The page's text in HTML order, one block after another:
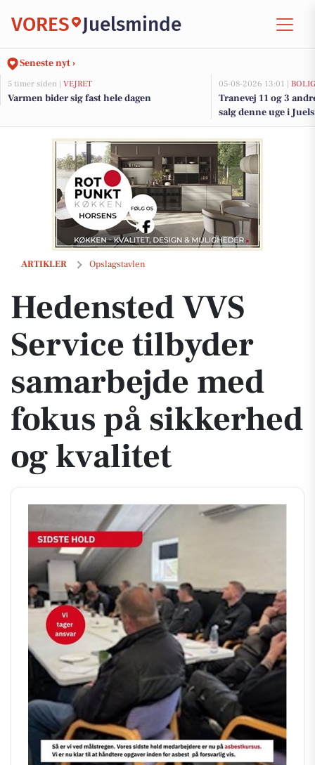
VORES Juelsminde
Seneste nyt ›
5 timer siden | VEJRET
Varmen bider sig fast hele dagen
05-08-2026 13:01 |
Tranevej 11 og 3
salg denne uge i
her.
ARTIKLER Opslagstavlen
Hedensted VVS Service tilbyder samarbejde med fokus på sikkerhed
Hedensted VVS
Service tilbyder
samarbejde med
fokus på sikkerhed
og kvalitet